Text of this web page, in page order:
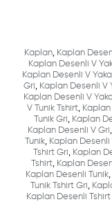
Kaplan, Kaplan
Kaplan Desenli V
Kaplan Desenli V
Gri, Kaplan Desenli V
Kaplan Desenli V
V Tunik Tshirt, Kaplan
Tunik Gri, Kaplan
Kaplan Desenli V Gri,
Tunik, Kaplan Desenli
Tshirt Gri, Kaplan
Tshirt, Kaplan
Kaplan Desenli Tunik,
Tunik Tshirt Gri,
Kaplan Desenli Tshirt